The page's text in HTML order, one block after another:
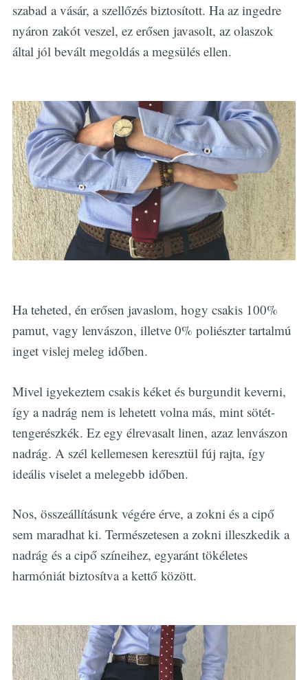
szabad a vásár, a szellőzés biztosított. Ha az ingedre
nyáron zakót veszel, ez erősen javasolt, az olaszok
által jól bevált megoldás a megsülés ellen.
Ha teheted, én erősen javaslom, hogy csakis 100%
pamut, vagy lenvászon, illetve 0% poliészter tartalmú
inget vislej meleg időben.
Mivel igyekeztem csakis kéket és burgundit keverni,
így a nadrág nem is lehetett volna más, mint sötét-
tengerészkék. Ez egy élrevasalt linen, azaz lenvászon
nadrág. A szél kellemesen keresztül fúj rajta, így
ideális viselet a melegebb időben.
Nos, összeállításunk végére érve, a zokni és a cipő
sem maradhat ki. Természetesen a zokni illeszkedik a
nadrág és a cipő színeihez, egyaránt tökéletes
harmóniát biztosítva a kettő között.